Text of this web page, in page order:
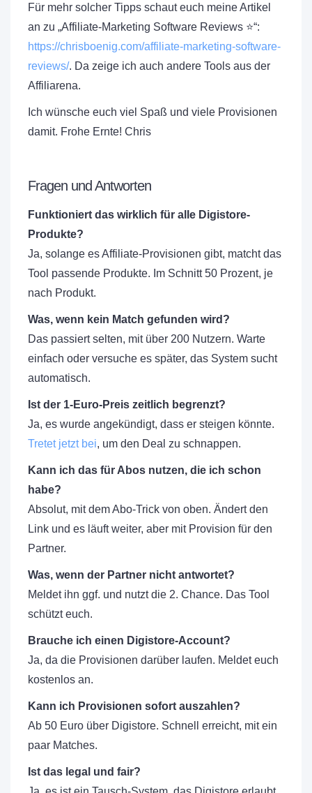
Für mehr solcher Tipps schaut euch meine Artikel
an zu „Affiliate-Marketing Software Reviews ⭐️“:
https://chrisboenig.com/affiliate-marketing-software-
reviews/. Da zeige ich auch andere Tools aus der
Affiliarena.
Ich wünsche euch viel Spaß und viele Provisionen
damit. Frohe Ernte! Chris
Fragen und Antworten
Funktioniert das wirklich für alle Digistore-
Produkte?
Ja, solange es Affiliate-Provisionen gibt, matcht das
Tool passende Produkte. Im Schnitt 50 Prozent, je
nach Produkt.
Was, wenn kein Match gefunden wird?
Das passiert selten, mit über 200 Nutzern. Warte
einfach oder versuche es später, das System sucht
automatisch.
Ist der 1-Euro-Preis zeitlich begrenzt?
Ja, es wurde angekündigt, dass er steigen könnte.
Tretet jetzt bei, um den Deal zu schnappen.
Kann ich das für Abos nutzen, die ich schon
habe?
Absolut, mit dem Abo-Trick von oben. Ändert den
Link und es läuft weiter, aber mit Provision für den
Partner.
Was, wenn der Partner nicht antwortet?
Meldet ihn ggf. und nutzt die 2. Chance. Das Tool
schützt euch.
Brauche ich einen Digistore-Account?
Ja, da die Provisionen darüber laufen. Meldet euch
kostenlos an.
Kann ich Provisionen sofort auszahlen?
Ab 50 Euro über Digistore. Schnell erreicht, mit ein
paar Matches.
Ist das legal und fair?